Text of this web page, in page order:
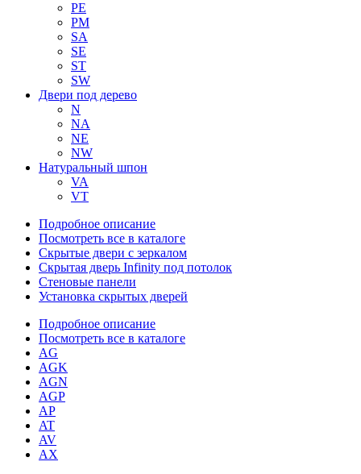
PE
PM
SA
SE
ST
SW
Двери под дерево
N
NA
NE
NW
Натуральный шпон
VA
VT
Подробное описание
Посмотреть все в каталоге
Скрытые двери с зеркалом
Скрытая дверь Infinity под потолок
Стеновые панели
Установка скрытых дверей
Подробное описание
Посмотреть все в каталоге
AG
AGK
AGN
AGP
AP
AT
AV
AX